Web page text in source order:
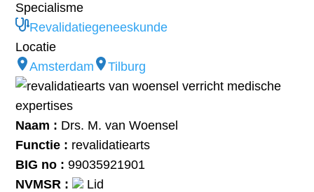
Specialisme
Revalidatiegeneeskunde
Locatie
Amsterdam
Tilburg
Naam : Drs. M. van Woensel
Functie : revalidatiearts
BIG no : 99035921901
NVMSR :
Lid